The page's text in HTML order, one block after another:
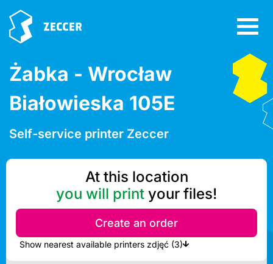
Żabka - Wrocław
Białowieska 105E
Self-service printer Zeccer
At this location
you will print your files!
Create an order
Show nearest available printers zdjęć (3)